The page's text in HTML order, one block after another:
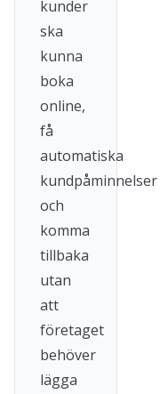
kunder
ska
kunna
boka
online,
få
automatiska
kundpåminnelser
och
komma
tillbaka
utan
att
företaget
behöver
lägga